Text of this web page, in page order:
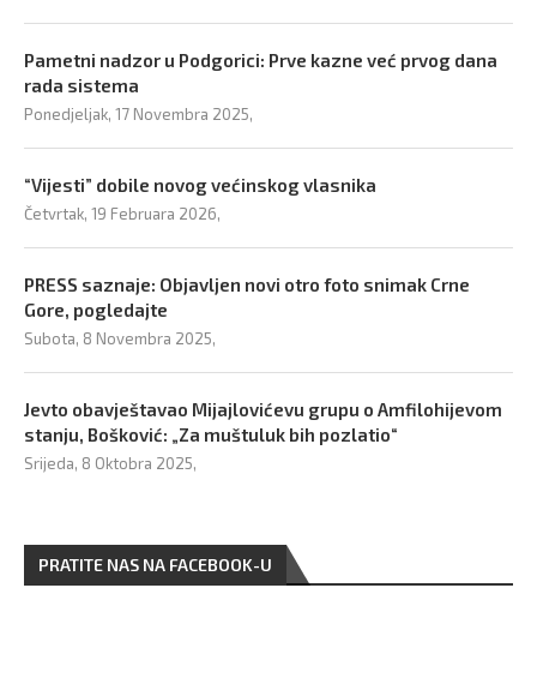
Pametni nadzor u Podgorici: Prve kazne već prvog dana
rada sistema
Ponedjeljak, 17 Novembra 2025,
“Vijesti” dobile novog većinskog vlasnika
Četvrtak, 19 Februara 2026,
PRESS saznaje: Objavljen novi otro foto snimak Crne
Gore, pogledajte
Subota, 8 Novembra 2025,
Jevto obavještavao Mijajlovićevu grupu o Amfilohijevom
stanju, Bošković: „Za muštuluk bih pozlatio“
Srijeda, 8 Oktobra 2025,
PRATITE NAS NA FACEBOOK-U